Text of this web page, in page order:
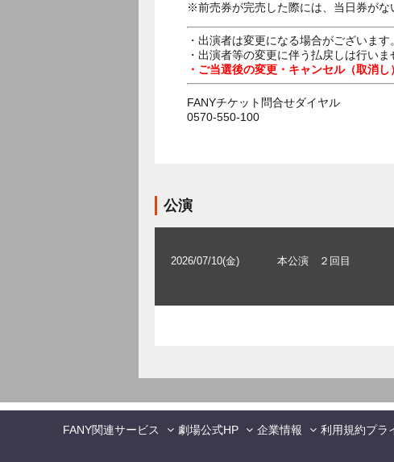
※前売券が完売した際には、当日券がな
・出演者は変更になる場合がございます
・出演者等の変更に伴う払戻しは行いま
・ご当選後の変更・キャンセル（取消し
FANYチケット問合せダイヤル
0570-550-100
公演
2026/07/10(金) 本公演 ２回目
FANY関連サービス 劇場公式HP 企業情報 利用規約プラ